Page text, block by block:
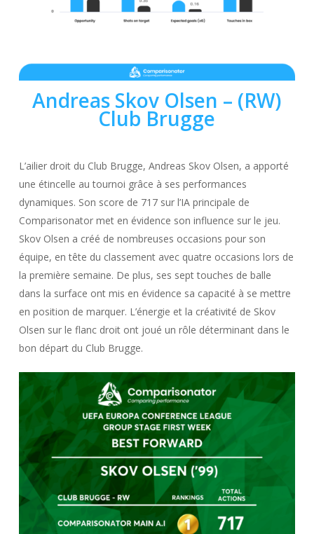
Andreas Skov Olsen – (RW)
Club Brugge
L’ailier droit du Club Brugge, Andreas Skov Olsen, a apporté
une étincelle au tournoi grâce à ses performances
dynamiques. Son score de 717 sur l’IA principale de
Comparisonator met en évidence son influence sur le jeu.
Skov Olsen a créé de nombreuses occasions pour son
équipe, en tête du classement avec quatre occasions lors de
la première semaine. De plus, ses sept touches de balle
dans la surface ont mis en évidence sa capacité à se mettre
en position de marquer. L’énergie et la créativité de Skov
Olsen sur le flanc droit ont joué un rôle déterminant dans le
bon départ du Club Brugge.